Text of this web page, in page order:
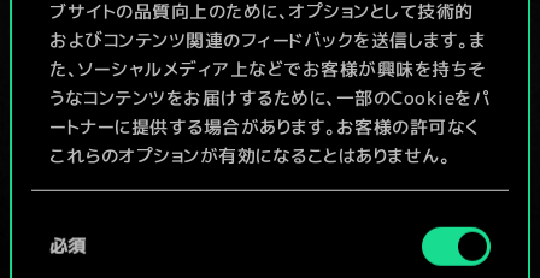
ブサイトの品質向上のために、オプションとして技術的
およびコンテンツ関連のフィードバックを送信します。ま
た、ソーシャルメディア上などでお客様が興味を持ちそ
うなコンテンツをお届けするために、一部のCookieをパ
ートナーに提供する場合があります。お客様の許可なく
これらのオプションが有効になることはありません。
詳細は、下記の「設定」メニューでご確認ください。
必須
デッキを編集
/